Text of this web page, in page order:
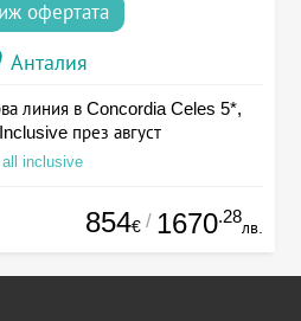
офертата
Анталия
линия в Concordia Celes 5*,
през август
inclusive
854€ / 1670.28
лв.